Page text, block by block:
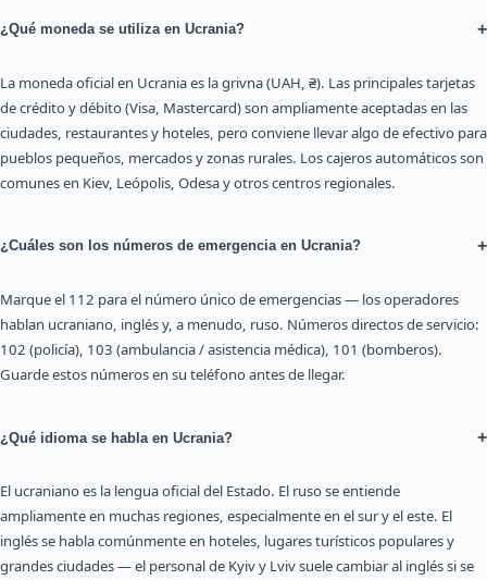
¿Qué moneda se utiliza en Ucrania? +
La moneda oficial en Ucrania es la grivna (UAH, ₴). Las principales tarjetas
de crédito y débito (Visa, Mastercard) son ampliamente aceptadas en las
ciudades, restaurantes y hoteles, pero conviene llevar algo de efectivo para
pueblos pequeños, mercados y zonas rurales. Los cajeros automáticos son
comunes en Kiev, Leópolis, Odesa y otros centros regionales.
¿Cuáles son los números de emergencia en Ucrania? +
Marque el 112 para el número único de emergencias — los operadores
hablan ucraniano, inglés y, a menudo, ruso. Números directos de servicio:
102 (policía), 103 (ambulancia / asistencia médica), 101 (bomberos).
Guarde estos números en su teléfono antes de llegar.
¿Qué idioma se habla en Ucrania? +
El ucraniano es la lengua oficial del Estado. El ruso se entiende
ampliamente en muchas regiones, especialmente en el sur y el este. El
inglés se habla comúnmente en hoteles, lugares turísticos populares y
grandes ciudades — el personal de Kyiv y Lviv suele cambiar al inglés si se